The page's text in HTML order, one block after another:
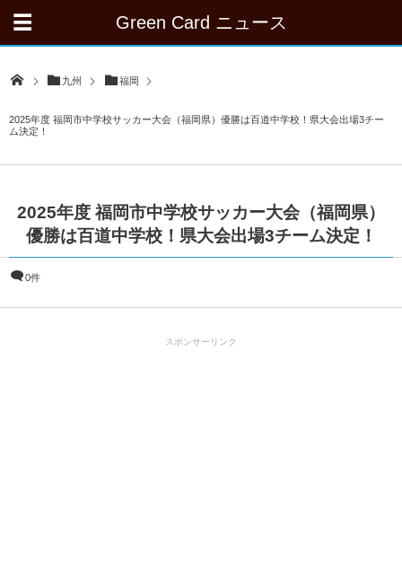
Green Card ニュース
九州 福岡
2025年度 福岡市中学校サッカー大会（福岡県）優勝は百道中学校！県大会出場3チー
ム決定！
2025年度 福岡市中学校サッカー大会（福岡県）
優勝は百道中学校！県大会出場3チーム決定！
0件
スポンサーリンク